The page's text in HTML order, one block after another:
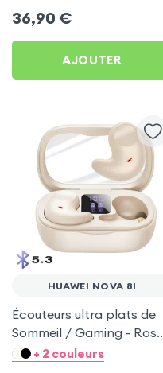
36,90 €
AJOUTER
HUAWEI NOVA 8I
Écouteurs ultra plats de
Sommeil / Gaming - Rose
pour Huawei Nova 8i
+ 2 couleurs